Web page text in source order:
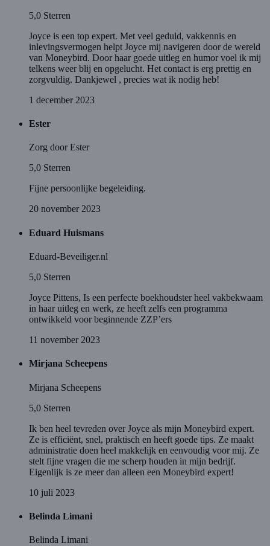
5,0 Sterren
Joyce is een top expert. Met veel geduld, vakkennis en
inlevingsvermogen helpt Joyce mij navigeren door de wereld
van Moneybird. Door haar goede uitleg en humor voel ik mij
telkens weer blij en opgelucht. Het contact is erg prettig en
zorgvuldig. Dankjewel , precies wat ik nodig heb!
1 december 2023
Ester
Zorg door Ester
5,0 Sterren
Fijne persoonlijke begeleiding.
20 november 2023
Eduard Huismans
Eduard-Beveiliger.nl
5,0 Sterren
Joyce Pittens, Is een perfecte boekhoudster heel vakbekwaam
in haar uitleg en werk, ze heeft zelfs een programma
ontwikkeld voor beginnende ZZP’ers
11 november 2023
Mirjana Scheepens
Mirjana Scheepens
5,0 Sterren
Ik ben heel tevreden over Joyce als mijn Moneybird expert.
Ze is efficiënt, snel, praktisch en heeft goede tips. Ze maakt
administratie doen heel makkelijk en eenvoudig voor mij. Ze
stelt fijne vragen die me scherp houden in mijn bedrijf.
Eigenlijk is ze meer dan alleen een Moneybird expert!
10 juli 2023
Belinda Limani
Belinda Limani